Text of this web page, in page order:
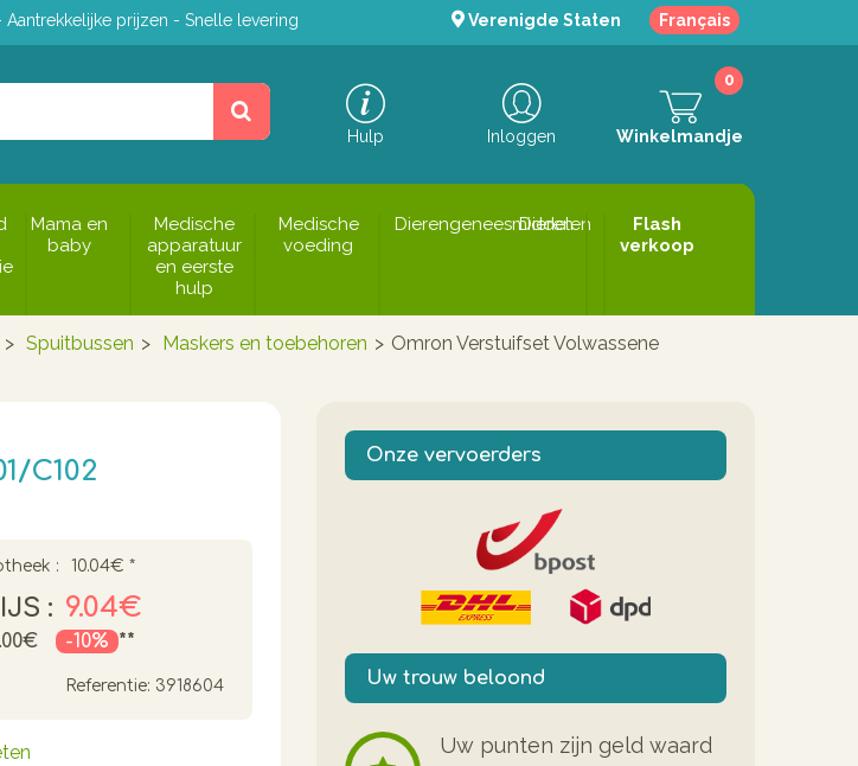
prijzen - Snelle levering Verenigde Staten Français
Hulp Inloggen Winkelmandje
0
Mama en
baby
Medische
apparatuur
en eerste
hulp
Medische
voeding
Dierengeneesmiddelen
Dieren
Flash
verkoop
> Spuitbussen > Maskers en toebehoren > Omron Verstuifset Volwassene
C102
: 10.04€ *
: 9.04€
-10% **
Referentie: 3918604
Onze vervoerders
Uw trouw beloond
Uw punten zijn geld waard